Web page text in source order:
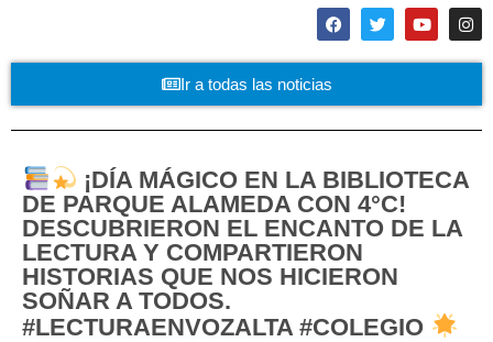
Ir a todas las noticias
¡DÍA MÁGICO EN LA BIBLIOTECA
DE PARQUE ALAMEDA CON 4°C!
DESCUBRIERON EL ENCANTO DE LA
LECTURA Y COMPARTIERON
HISTORIAS QUE NOS HICIERON
SOÑAR A TODOS.
#LECTURAENVOZALTA #COLEGIO